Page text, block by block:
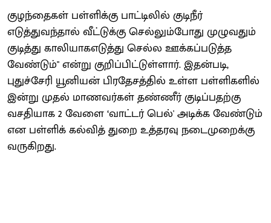
குழந்தைகள் பள்ளிக்கு பாட்டிலில் குடிநீர்
எடுத்துவந்தால் வீட்டுக்கு செல்லும்போது முழுவதும்
குடித்து காலியாகஎடுத்து செல்ல ஊக்கப்படுத்த
வேண்டும்" என்று குறிப்பிட்டுள்ளார். இதன்படி,
புதுச்சேரி யூனியன் பிரதேசத்தில் உள்ள பள்ளிகளில்
இன்று முதல் மாணவர்கள் தண்ணீர் குடிப்பதற்கு
வசதியாக 2 வேளை ‘வாட்டர் பெல்' அடிக்க வேண்டும்
என பள்ளிக் கல்வித் துறை உத்தரவு நடைமுறைக்கு
வருகிறது.